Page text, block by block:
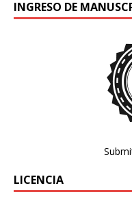
INGRESO DE
LICENCIA